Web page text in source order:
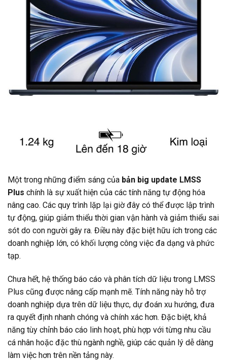
Một trong những điểm sáng của bản big update LMSS
Plus chính là sự xuất hiện của các tính năng tự động hóa
nâng cao. Các quy trình lặp lại giờ đây có thể được lập trình
tự động, giúp giảm thiểu thời gian vận hành và giảm thiểu sai
sót do con người gây ra. Điều này đặc biệt hữu ích trong các
doanh nghiệp lớn, có khối lượng công việc đa dạng và phức
tạp.
Chưa hết, hệ thống báo cáo và phân tích dữ liệu trong LMSS
Plus cũng được nâng cấp mạnh mẽ. Tính năng này hỗ trợ
doanh nghiệp dựa trên dữ liệu thực, dự đoán xu hướng, đưa
ra quyết định nhanh chóng và chính xác hơn. Đặc biệt, khả
năng tùy chỉnh báo cáo linh hoạt, phù hợp với từng nhu cầu
cá nhân hoặc đặc thù ngành nghề, giúp các quản lý dễ dàng
làm việc hơn trên nền tảng này.